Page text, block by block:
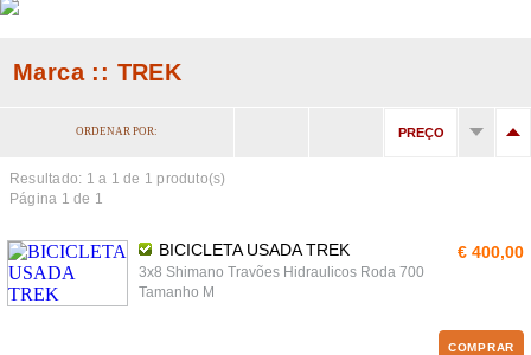
Marca :: TREK
ORDENAR POR: PREÇO
Resultado: 1 a 1 de 1 produto(s)
Página 1 de 1
BICICLETA USADA TREK
3x8 Shimano Travões Hidraulicos Roda 700
Tamanho M
€ 400,00
COMPRAR